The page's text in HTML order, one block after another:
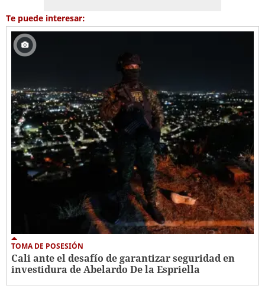
Te puede interesar:
TOMA DE POSESIÓN
Cali ante el desafío de garantizar seguridad en
investidura de Abelardo De la Espriella